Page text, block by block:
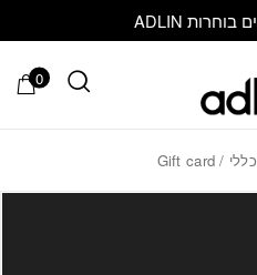
0
כללי / Gift card